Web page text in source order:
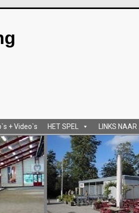
+ Video`s HET SPEL LINKS NAAR ...